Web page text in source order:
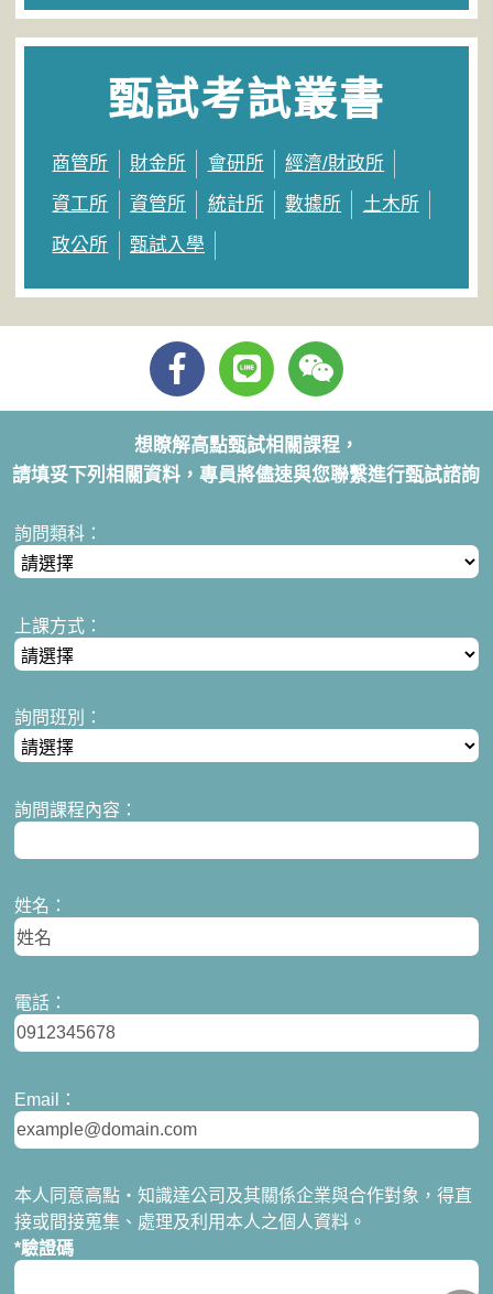
甄試考試叢書
商管所 財金所 會研所
經濟/財政所
資工所
資管所 統計所 數據所
土木所
政公所
甄試入學
想瞭解高點甄試相關課程，
請填妥下列相關資料，專員將儘速與您聯繫進行甄試諮詢
詢問類科：
上課方式：
詢問班別：
詢問課程內容：
姓名：
電話：
Email：
本人同意高點‧知識達公司及其關係企業與合作對象，得直
接或間接蒐集、處理及利用本人之個人資料。
*驗證碼